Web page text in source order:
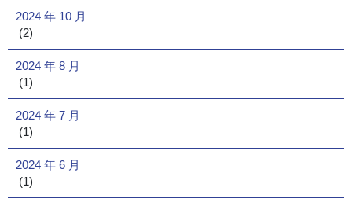
2024 年 10 月
(2)
2024 年 8 月
(1)
2024 年 7 月
(1)
2024 年 6 月
(1)